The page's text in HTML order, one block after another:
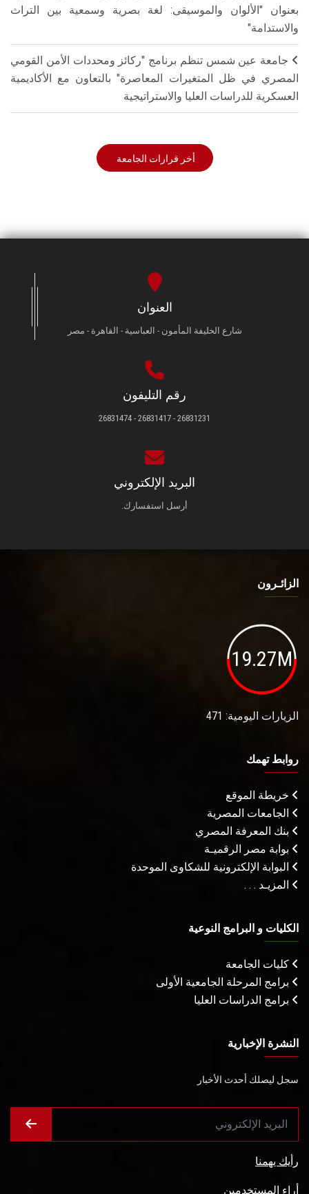
بعنوان "الألوان والموسيقى: لغة بصرية وسمعية بين التراث
والاستدامة"
جامعة عين شمس تنظم برنامج "ركائز ومحددات الأمن القومي
المصري في ظل المتغيرات المعاصرة" بالتعاون مع الأكاديمية
العسكرية للدراسات العليا والاستراتيجية
أخر قرارات الجامعة
العنوان
شارع الخليفة المأمون - العباسية - القاهرة - مصر
رقم التليفون
26831231 - 26831417 - 26831474
البريد الإلكتروني
أرسل استفسارك.
الزائـرون
19.27M
الزيارات اليومية: 471
روابط تهمك
خريطة الموقع
الجامعات المصرية
بنك المعرفة المصري
بوابة مصر الرقميـة
البوابة الإلكترونية للشكاوى الموحدة
المزيـد . . .
الكليات و البرامج النوعية
كليات الجامعة
برامج المرحلة الجامعية الأولى
برامج الدراسات العليا
النشرة الإخبارية
سجل ليصلك أحدث الأخبار
رأيك يهمنا
أراء المستخدمين